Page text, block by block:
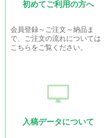
初めてご利用の方へ
会員登録～ご注文～納品ま
で、ご注文の流れについては
こちらをご覧ください。
入稿データについて